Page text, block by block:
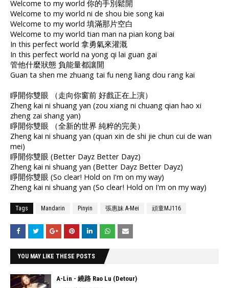
Welcome to my world 你的手別鬆開
Welcome to my world ni de shou bie song kai
Welcome to my world 填滿那片空白
Welcome to my world tian man na pian kong bai
In this perfect world 拿勇氣來灌溉
In this perfect world na yong qi lai guan gai
管他什麼狀態 負能量都讓開
Guan ta shen me zhuang tai fu neng liang dou rang kai
睜開你雙眼 （走向你窗前 好戲正在上演）
Zheng kai ni shuang yan (zou xiang ni chuang qian hao xi
zheng zai shang yan)
睜開你雙眼 （全新的世界 純粹的完美）
Zheng kai ni shuang yan (quan xin de shi jie chun cui de wan
mei)
睜開你雙眼 (Better Dayz Better Dayz)
Zheng kai ni shuang yan (Better Dayz Better Dayz)
睜開你雙眼 (So clear! Hold on I'm on my way)
Zheng kai ni shuang yan (So clear! Hold on I'm on my way)
Tags Mandarin Pinyin 張惠妹 A-Mei 頑童MJ116
YOU MAY LIKE THESE POSTS
A-Lin - 繞路 Rao Lu (Detour)